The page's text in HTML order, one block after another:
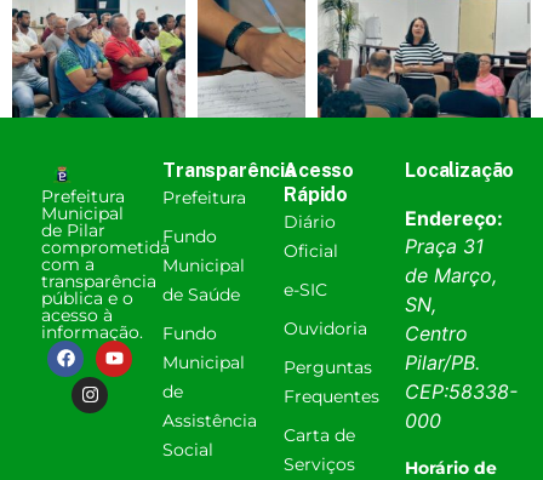
Prefeitura
Municipal
de Pilar
comprometida
com a
transparência
pública e o
acesso à
informação.
Transparência
Prefeitura
Fundo
Municipal
de Saúde
Fundo
Municipal
de
Assistência
Social
Acesso
Rápido
Diário
Oficial
e-SIC
Ouvidoria
Perguntas
Frequentes
Carta de
Serviços
Localização
Endereço:
Praça 31
de Março,
SN,
Centro
Pilar/PB.
CEP:58338-
000
Horário de